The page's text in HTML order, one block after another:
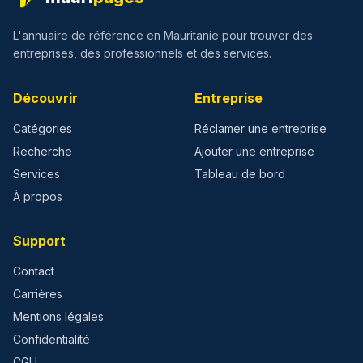
L'annuaire de référence en Mauritanie pour trouver des
entreprises, des professionnels et des services.
Découvrir
Catégories
Recherche
Services
À propos
Entreprise
Réclamer une entreprise
Ajouter une entreprise
Tableau de bord
Support
Contact
Carrières
Mentions légales
Confidentialité